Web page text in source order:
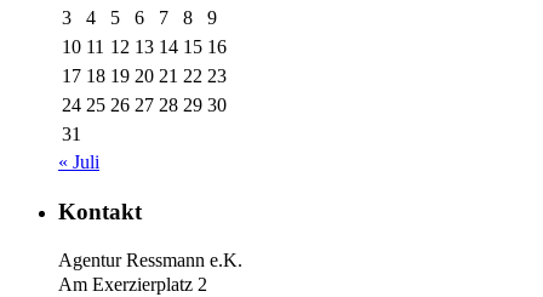
3
4 5 6 7 8
9
10 11 12 13 14 15 16
17 18 19 20 21 22 23
24 25 26 27 28 29 30
31
« Juli
Kontakt
Agentur Ressmann e.K.
Am Exerzierplatz 2